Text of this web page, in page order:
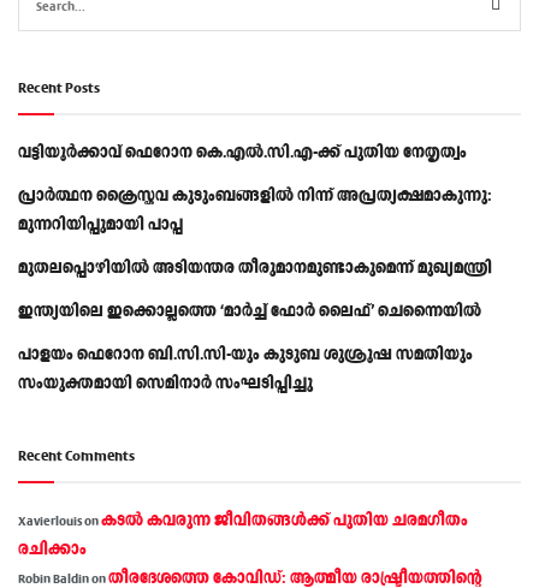
Recent Posts
വട്ടിയൂർക്കാവ് ഫെറോന കെ.എൽ.സി.എ-ക്ക് പുതിയ നേതൃത്വം
പ്രാര്‍ത്ഥന ക്രൈസ്തവ കുടുംബങ്ങളില്‍ നിന്ന് അപ്രത്യക്ഷമാകുന്നു:
മുന്നറിയിപ്പുമായി പാപ്പ
മുതലപ്പൊഴിയിൽ അടിയന്തര തീരുമാനമുണ്ടാകുമെന്ന് മുഖ്യമന്ത്രി
ഇന്ത്യയിലെ ഇക്കൊല്ലത്തെ ‘മാർച്ച് ഫോർ ലൈഫ്’ ചെന്നൈയിൽ
പാളയം ഫെറോന ബി.സി.സി-യും കുടുബ ശുശ്രൂഷ സമതിയും
സംയുക്തമായി സെമിനാർ സംഘടിപ്പിച്ചു
Recent Comments
Xavierlouisonകടല്‍ കവരുന്ന ജീവിതങ്ങള്‍ക്ക് പുതിയ ചരമഗീതം
രചിക്കാം
Robin Baldinonതീരദേശത്തെ കോവിഡ്: ആത്മീയ രാഷ്ട്രീയത്തിന്റെ